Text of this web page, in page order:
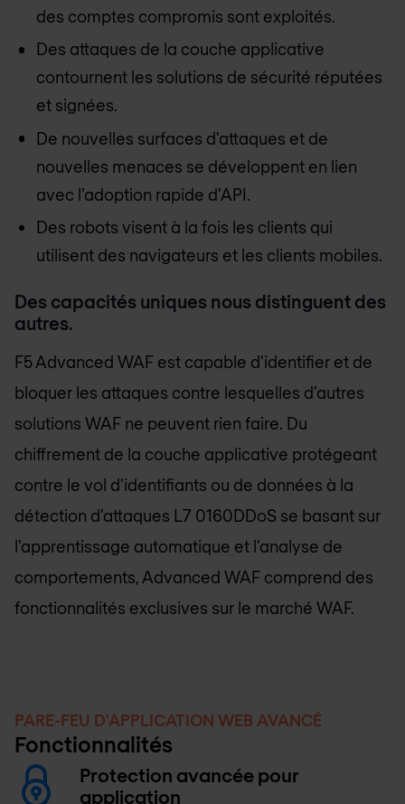
des comptes compromis sont exploités.
Des attaques de la couche applicative
contournent les solutions de sécurité réputées
et signées.
De nouvelles surfaces d'attaques et de
nouvelles menaces se développent en lien
avec l'adoption rapide d'API.
Des robots visent à la fois les clients qui
utilisent des navigateurs et les clients mobiles.
Des capacités uniques nous distinguent des
autres.
F5 Advanced WAF est capable d'identifier et de
bloquer les attaques contre lesquelles d'autres
solutions WAF ne peuvent rien faire. Du
chiffrement de la couche applicative protégeant
contre le vol d'identifiants ou de données à la
détection d'attaques L7 0160DDoS se basant sur
l'apprentissage automatique et l'analyse de
comportements, Advanced WAF comprend des
fonctionnalités exclusives sur le marché WAF.
PARE-FEU D'APPLICATION WEB AVANCÉ
Fonctionnalités
Protection avancée pour
application